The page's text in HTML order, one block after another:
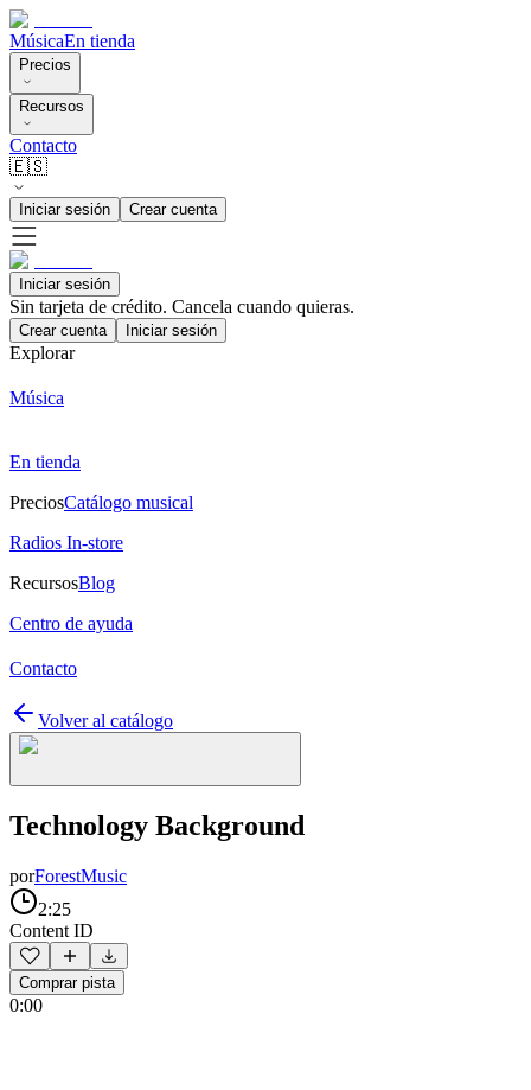
MúsicaEn tienda
Precios
Recursos
Contacto
🇪🇸
Iniciar sesión Crear cuenta
Iniciar sesión
Sin tarjeta de crédito. Cancela cuando quieras.
Crear cuenta Iniciar sesión
Explorar
Música
En tienda
PreciosCatálogo musical
Radios In-store
RecursosBlog
Centro de ayuda
Contacto
Volver al catálogo
Technology Background
porForestMusic
2:25
Content ID
Comprar pista
0:00